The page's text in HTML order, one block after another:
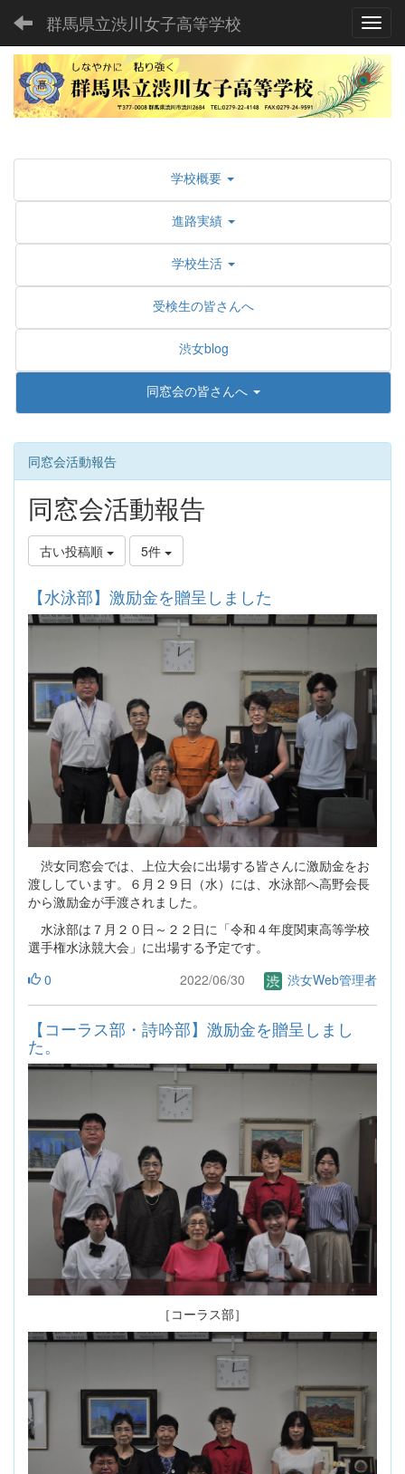
群馬県立渋川女子高等学校
学校概要
進路実績
学校生活
受検生の皆さんへ
渋女blog
同窓会の皆さんへ
同窓会活動報告
同窓会活動報告
古い投稿順 5件
【水泳部】激励金を贈呈しました
渋女同窓会では、上位大会に出場する皆さんに激励金をお
渡ししています。６月２９日（水）には、水泳部へ高野会長
から激励金が手渡されました。
水泳部は７月２０日～２２日に「令和４年度関東高等学校
選手権水泳競大会」に出場する予定です。
0
2022/06/30 渋女Web管理者
【コーラス部・詩吟部】激励金を贈呈しまし
た。
［コーラス部］